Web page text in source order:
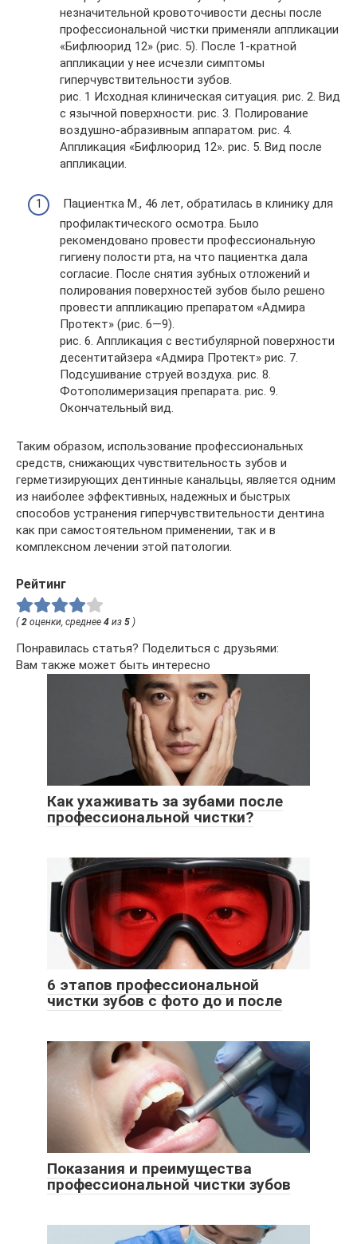
незначительной кровоточивости десны после
профессиональной чистки применяли аппликации
«Бифлюорид 12» (рис. 5). После 1-кратной
аппликации у нее исчезли симптомы
гиперчувствительности зубов.
рис. 1 Исходная клиническая ситуация. рис. 2. Вид
с язычной поверхности. рис. 3. Полирование
воздушно-абразивным аппаратом. рис. 4.
Аппликация «Бифлюорид 12». рис. 5. Вид после
аппликации.
Пациентка М., 46 лет, обратилась в клинику для
профилактического осмотра. Было
рекомендовано провести профессиональную
гигиену полости рта, на что пациентка дала
согласие. После снятия зубных отложений и
полирования поверхностей зубов было решено
провести аппликацию препаратом «Адмира
Протект» (рис. 6—9).
рис. 6. Аппликация с вестибулярной поверхности
десентитайзера «Адмира Протект» рис. 7.
Подсушивание струей воздуха. рис. 8.
Фотополимеризация препарата. рис. 9.
Окончательный вид.
Таким образом, использование профессиональных
средств, снижающих чувствительность зубов и
герметизирующих дентинные канальцы, является одним
из наиболее эффективных, надежных и быстрых
способов устранения гиперчувствительности дентина
как при самостоятельном применении, так и в
комплексном лечении этой патологии.
Рейтинг
(2 оценки, среднее 4 из 5 )
Понравилась статья? Поделиться с друзьями:
Вам также может быть интересно
Как ухаживать за зубами после
профессиональной чистки?
6 этапов профессиональной
чистки зубов с фото до и после
Показания и преимущества
профессиональной чистки зубов